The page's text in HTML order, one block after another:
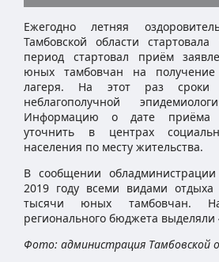
Ежегодно летняя
Тамбовской области
период стартовал приём
юных тамбовчан на
лагеря. На этот раз сроки
неблагополучной
Информацию о дате приёма
уточнить в центрах
населения по месту жительства.
В сообщении
2019 году всеми видами отдыха
тысячи юных тамбовчан.
регионального бюджета выделяли
Фото: администрация Тамбовской